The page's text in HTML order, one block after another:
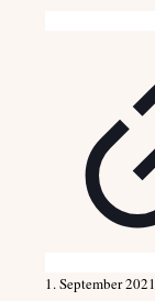
1. September 2021